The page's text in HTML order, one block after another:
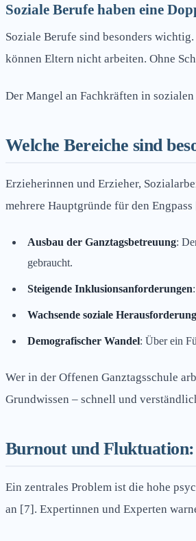
Soziale Berufe haben eine
Soziale Berufe sind besonders
können Eltern nicht arbeiten. Ohne
Der Mangel an Fachkräften in
Welche Bereiche sind
Erzieherinnen und Erzieher,
mehrere Hauptgründe für den
Ausbau der Ganztagsbetreuung:
gebraucht.
Steigende Inklusionsanforderungen
Wachsende soziale
Demografischer Wandel: Über ein
Wer in der Offenen Ganztagsschule
Grundwissen – schnell und
Burnout und
Ein zentrales Problem ist die hohe
an [7]. Expertinnen und Experten